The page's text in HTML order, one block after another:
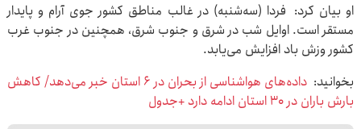
او بیان کرد: فردا (سه‌شنبه) در غالب مناطق کشور جوی آرام و پایدار
مستقر است. اوایل شب در شرق و جنوب شرق، همچنین در جنوب غرب
کشور وزش باد افزایش می‌یابد.
بخوانید:
داده‌های هواشناسی از بحران در ۶ استان خبر می‌دهد/ کاهش
بارش باران در ۳۰ استان ادامه دارد +جدول